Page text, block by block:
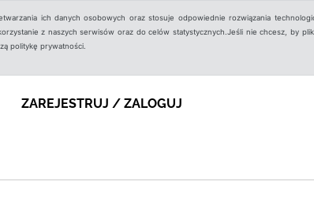
ich danych osobowych oraz stosuje odpowiednie rozwiązania
z naszych serwisów oraz do celów statystycznych.Jeśli nie chcesz, by
politykę prywatności.
ZAREJESTRUJ / ZALOGUJ